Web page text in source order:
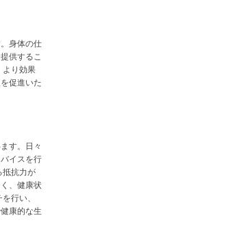
身体の仕
供するこ
より効果
促進いた
す。日々
イスを行
抵抗力が
、健康状
行い、
康的な生